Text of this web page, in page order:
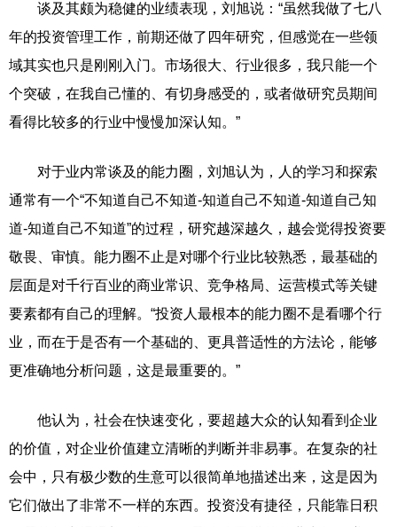
谈及其颇为稳健的业绩表现，刘旭说：“虽然我做了七八
年的投资管理工作，前期还做了四年研究，但感觉在一些领
域其实也只是刚刚入门。市场很大、行业很多，我只能一个
个突破，在我自己懂的、有切身感受的，或者做研究员期间
看得比较多的行业中慢慢加深认知。”
对于业内常谈及的能力圈，刘旭认为，人的学习和探索
通常有一个“不知道自己不知道-知道自己不知道-知道自己知
道-知道自己不知道”的过程，研究越深越久，越会觉得投资要
敬畏、审慎。能力圈不止是对哪个行业比较熟悉，最基础的
层面是对千行百业的商业常识、竞争格局、运营模式等关键
要素都有自己的理解。“投资人最根本的能力圈不是看哪个行
业，而在于是否有一个基础的、更具普适性的方法论，能够
更准确地分析问题，这是最重要的。”
他认为，社会在快速变化，要超越大众的认知看到企业
的价值，对企业价值建立清晰的判断并非易事。在复杂的社
会中，只有极少数的生意可以很简单地描述出来，这是因为
它们做出了非常不一样的东西。投资没有捷径，只能靠日积